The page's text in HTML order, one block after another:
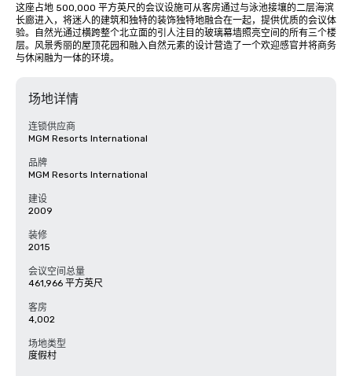
这座占地 500,000 平方英尺的会议设施可从客房通过与泳池接壤的二层海滨
长廊进入，将迷人的建筑和独特的装饰独特地融合在一起，提供优质的会议体
验。自然光通过横跨整个北立面的引人注目的玻璃幕墙照亮空间的所有三个楼
层。风景秀丽的屋顶花园和融入自然元素的设计营造了一个欢迎感官并将商务
与休闲融为一体的环境。
场地详情
连锁供应商
MGM Resorts International
品牌
MGM Resorts International
建设
2009
装修
2015
会议空间总量
461,966 平方英尺
客房
4,002
场地类型
度假村